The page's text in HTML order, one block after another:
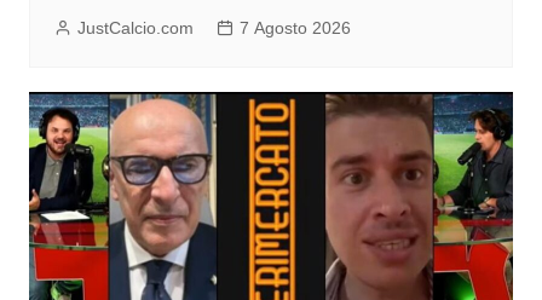
JustCalcio.com 7 Agosto 2026